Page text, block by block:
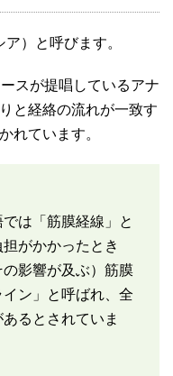
）と呼びます。
スが提唱しているアナ
と経絡の流れが一致す
れています。
は「筋膜経線」と
がかかったとき
影響が及ぶ）筋膜
ン」と呼ばれ、全
るとされていま